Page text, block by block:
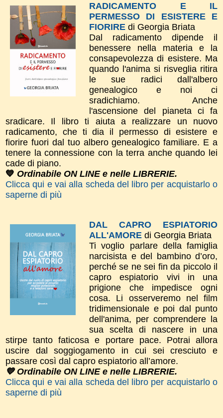
RADICAMENTO E IL
PERMESSO DI ESISTERE E
FIORIRE di Georgia Briata
Dal radicamento dipende il
benessere nella materia e la
consapevolezza di esistere. Ma
quando l'anima si risveglia ritira
le sue radici dall'albero
genealogico e noi ci
sradichiamo. Anche
l'ascensione del pianeta ci fa
sradicare. Il libro ti aiuta a realizzare un nuovo
radicamento, che ti dia il permesso di esistere e
fiorire fuori dal tuo albero genealogico familiare. E a
tenere la connessione con la terra anche quando lei
cade di piano.
💙 Ordinabile ON LINE e nelle LIBRERIE.
Clicca qui e vai alla scheda del libro per acquistarlo o
saperne di più
DAL CAPRO ESPIATORIO
ALL'AMORE di Georgia Briata
Ti voglio parlare della famiglia
narcisista e del bambino d’oro,
perché se ne sei fin da piccolo il
capro espiatorio vivi in una
prigione che impedisce ogni
cosa. Li osserveremo nel film
tridimensionale e poi dal punto
dell'anima, per comprendere la
sua scelta di nascere in una
stirpe tanto faticosa e portare pace. Potrai allora
uscire dal soggiogamento in cui sei cresciuto e
passare così dal capro espiatorio all’amore.
💙 Ordinabile ON LINE e nelle LIBRERIE.
Clicca qui e vai alla scheda del libro per acquistarlo o
saperne di più